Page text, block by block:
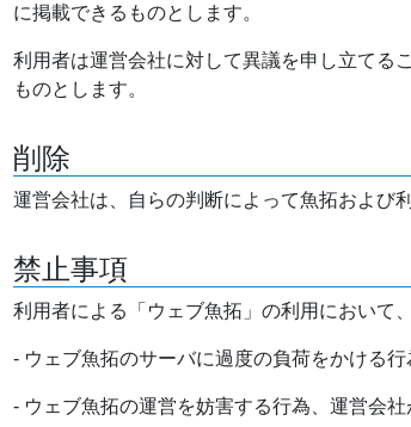
に掲載できるものとします。
利用者は運営会社に対して異議を申し立てる
ものとします。
削除
運営会社は、自らの判断によって魚拓および
禁止事項
利用者による「ウェブ魚拓」の利用において
- ウェブ魚拓のサーバに過度の負荷をかける行
- ウェブ魚拓の運営を妨害する行為、運営会